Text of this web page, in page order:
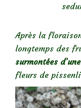
Après la
longtemps des
surmontées
fleurs de